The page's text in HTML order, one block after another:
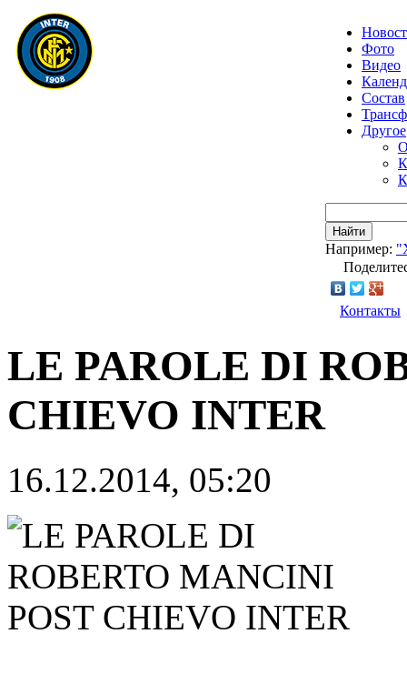
Фото
Видео
Состав
Другое
Найти
Например:
Контакты
LE PAROLE DI
CHIEVO INTER
16.12.2014, 05:20